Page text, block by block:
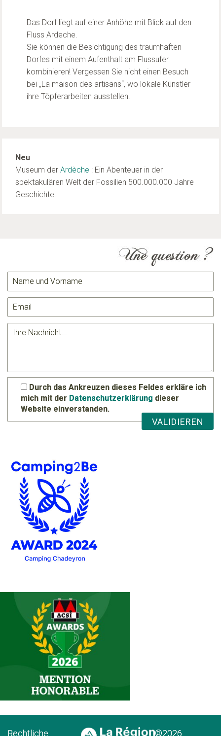
Das Dorf liegt auf einer Anhöhe mit Blick auf den
Fluss Ardeche.
Sie können die Besichtigung des traumhaften
Dorfes mit einem Aufenthalt am Flussufer
kombinieren! Vergessen Sie nicht einen Besuch
bei „La maison des artisans“, wo lokale Künstler
ihre Töpferarbeiten ausstellen.
Neu
Museum der Ardèche : Ein Abenteuer in der
spektakulären Welt der Fossilien 500.000.000 Jahre
Geschichte.
Durch das Ankreuzen dieses Feldes erkläre ich
mich mit der Datenschutzerklärung dieser
Website einverstanden.
Rechtliche ©2026